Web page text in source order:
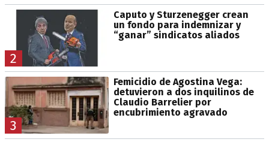
2
Caputo y Sturzenegger crean
un fondo para indemnizar y
“ganar” sindicatos aliados
3
Femicidio de Agostina Vega:
detuvieron a dos inquilinos de
Claudio Barrelier por
encubrimiento agravado